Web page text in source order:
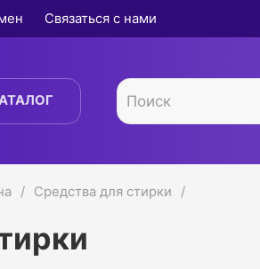
Связаться с нами
Средства для стирки